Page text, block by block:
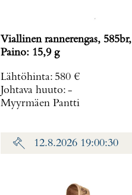
Viallinen rannerengas, 585br,
Paino: 15,9 g
Lähtöhinta: 580 €
Johtava huuto: -
Myyrmäen Pantti
12.8.2026 19:00:30